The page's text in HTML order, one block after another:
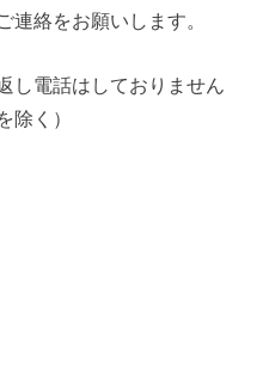
連絡をお願いします。
し電話はしておりません
除く）